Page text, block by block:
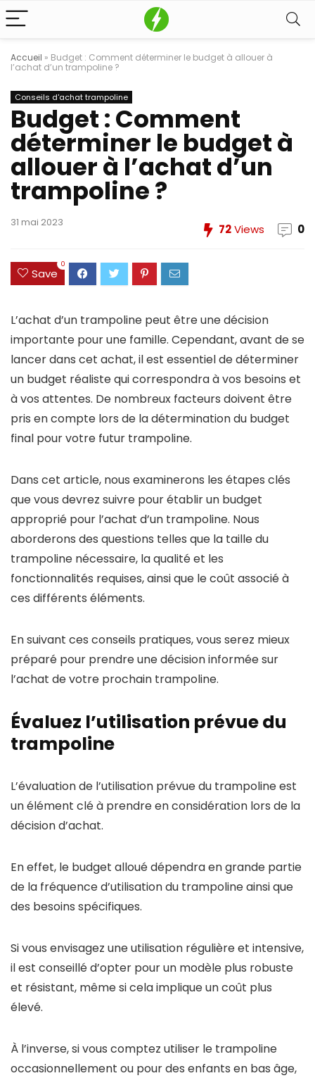
Accueil » Budget : Comment déterminer le budget à allouer à
l’achat d’un trampoline ?
Conseils d'achat trampoline
Budget : Comment
déterminer le budget à
allouer à l’achat d’un
trampoline ?
31 mai 2023 72Views 0
Save
0
L’achat d’un trampoline peut être une décision
importante pour une famille. Cependant, avant de se
lancer dans cet achat, il est essentiel de déterminer
un budget réaliste qui correspondra à vos besoins et
à vos attentes. De nombreux facteurs doivent être
pris en compte lors de la détermination du budget
final pour votre futur trampoline.
Dans cet article, nous examinerons les étapes clés
que vous devrez suivre pour établir un budget
approprié pour l’achat d’un trampoline. Nous
aborderons des questions telles que la taille du
trampoline nécessaire, la qualité et les
fonctionnalités requises, ainsi que le coût associé à
ces différents éléments.
En suivant ces conseils pratiques, vous serez mieux
préparé pour prendre une décision informée sur
l’achat de votre prochain trampoline.
Évaluez l’utilisation prévue du
trampoline
L’évaluation de l’utilisation prévue du trampoline est
un élément clé à prendre en considération lors de la
décision d’achat.
En effet, le budget alloué dépendra en grande partie
de la fréquence d’utilisation du trampoline ainsi que
des besoins spécifiques.
Si vous envisagez une utilisation régulière et intensive,
il est conseillé d’opter pour un modèle plus robuste
et résistant, même si cela implique un coût plus
élevé.
À l’inverse, si vous comptez utiliser le trampoline
occasionnellement ou pour des enfants en bas âge,